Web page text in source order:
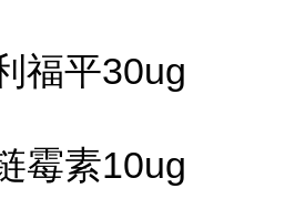
福平30ug
霉素10ug